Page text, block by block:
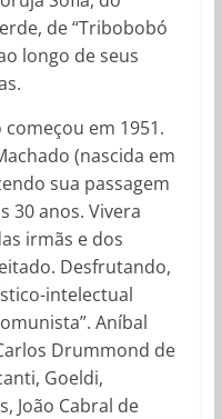
de “Tribobobó
longo de seus
em 1951.
(nascida em
sua passagem
30 anos. Vivera
irmãs e dos
Desfrutando,
intelectual
Aníbal
Drummond de
Goeldi,
João Cabral de